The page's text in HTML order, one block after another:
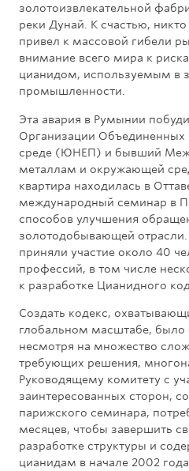
золотоизвлекательной
реки Дунай. К счастью,
привел к массовой гибели
внимание всего мира к
цианидом, используемым в
промышленности.
Эта авария в Румынии
Организации
среде (ЮНЕП) и бывший
металлам и окружающей
квартира находилась в
международный семинар в
способов улучшения
золотодобывающей
приняли участие около 40
профессий, в том числе
к разработке Цианидного
Создать кодекс,
глобальном масштабе,
несмотря на множество
требующих решения,
Руководящему комитету с
заинтересованных сторон,
парижского семинара,
месяцев, чтобы завершить
разработке структуры и
цианидам в начале 2002